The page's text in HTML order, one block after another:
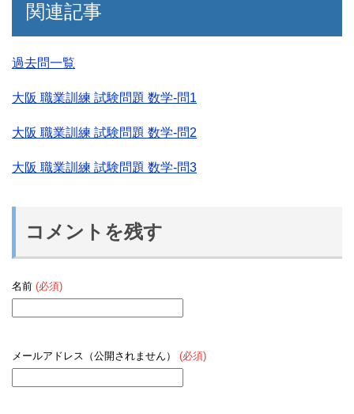
関連記事
過去問一覧
大阪 職業訓練 試験問題 数学-問1
大阪 職業訓練 試験問題 数学-問2
大阪 職業訓練 試験問題 数学-問3
コメントを残す
名前 (必須)
メールアドレス（公開されません） (必須)